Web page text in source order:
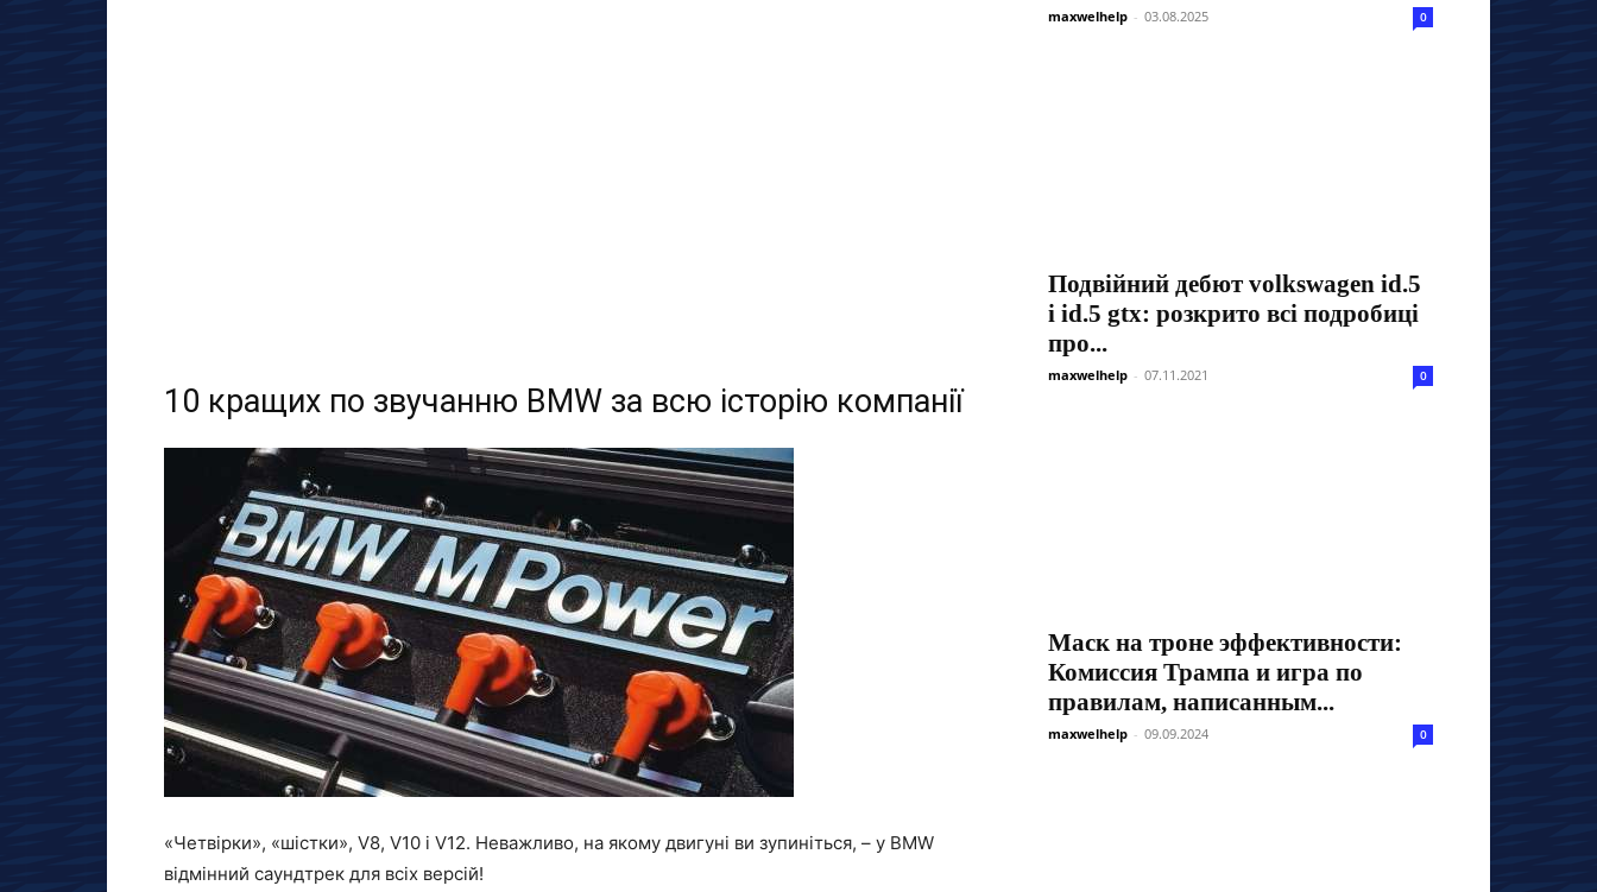
10 кращих по звучанню BMW за всю історію компанії
«Четвірки», «шістки», V8, V10 і V12. Неважливо, на якому двигуні ви зупиніться, – у BMW
відмінний саундтрек для всіх версій!
maxwelhelp - 03.08.2025 0
Подвійний дебют volkswagen id.5
і id.5 gtx: розкрито всі подробиці
про...
maxwelhelp - 07.11.2021 0
Маск на троне эффективности:
Комиссия Трампа и игра по
правилам, написанным...
maxwelhelp - 09.09.2024 0